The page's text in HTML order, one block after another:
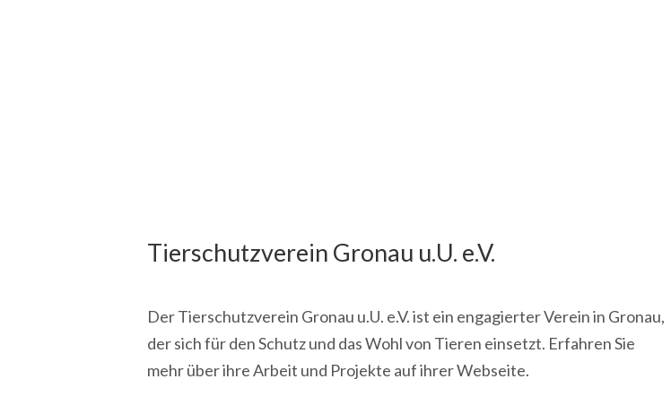
Tierschutzverein Gronau u.U. e.V.
Der Tierschutzverein Gronau u.U. e.V. ist ein engagierter Verein in Gronau,
der sich für den Schutz und das Wohl von Tieren einsetzt. Erfahren Sie
mehr über ihre Arbeit und Projekte auf ihrer Webseite.